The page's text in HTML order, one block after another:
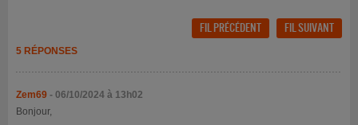
FIL PRÉCÉDENT FIL SUIVANT
5 RÉPONSES
Zem69 - 06/10/2024 à 13h02
Bonjour,